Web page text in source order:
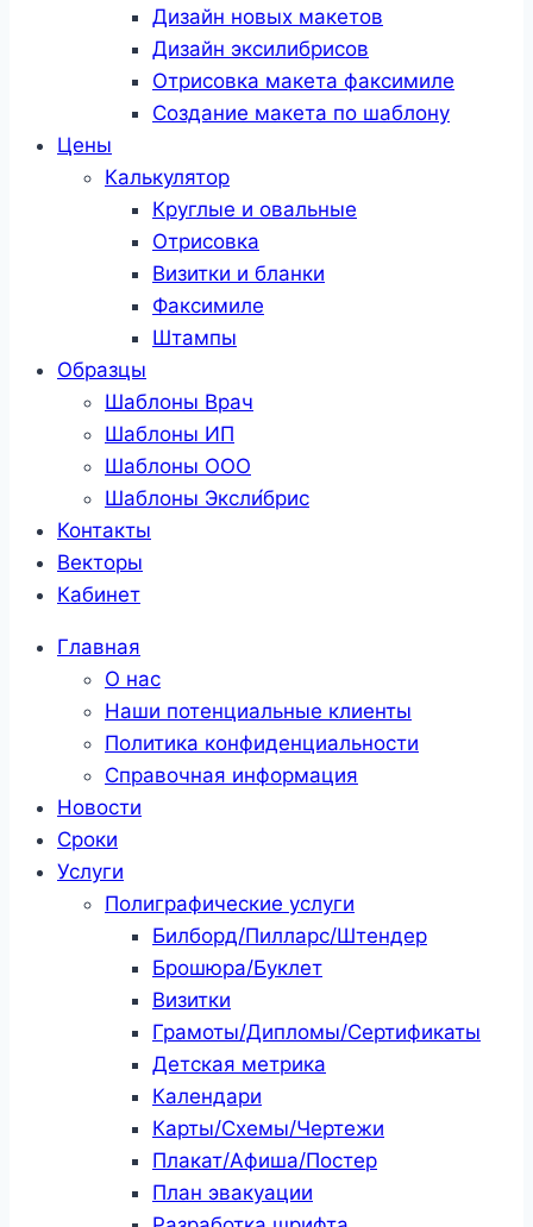
Дизайн новых макетов
Дизайн эксилибрисов
Отрисовка макета факсимиле
Создание макета по шаблону
Цены
Калькулятор
Круглые и овальные
Отрисовка
Визитки и бланки
Факсимиле
Штампы
Образцы
Шаблоны Врач
Шаблоны ИП
Шаблоны ООО
Шаблоны Эксли́брис
Контакты
Векторы
Кабинет
Главная
О нас
Наши потенциальные клиенты
Политика конфиденциальности
Справочная информация
Новости
Сроки
Услуги
Полиграфические услуги
Билборд/Пилларс/Штендер
Брошюра/Буклет
Визитки
Грамоты/Дипломы/Сертификаты
Детская метрика
Календари
Карты/Схемы/Чертежи
Плакат/Афиша/Постер
План эвакуации